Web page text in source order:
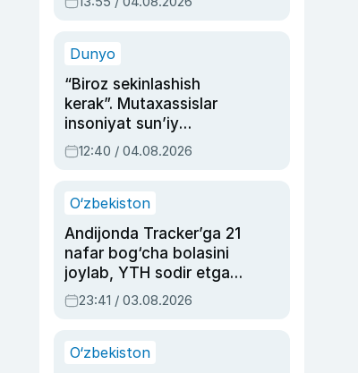
Ahmedovaning
Dunyo
“Biroz sekinlashish
kerak”. Mutaxassislar
insoniyat sun’iy
intellektni boshqara
olmay qolishidan xavotir
12:40 / 04.08.2026
O‘zbekiston
Andijonda Tracker’ga 21
nafar bog‘cha bolasini
joylab, YTH sodir etgan
ayolga sud hukmi o‘qildi
23:41 / 03.08.2026
O‘zbekiston